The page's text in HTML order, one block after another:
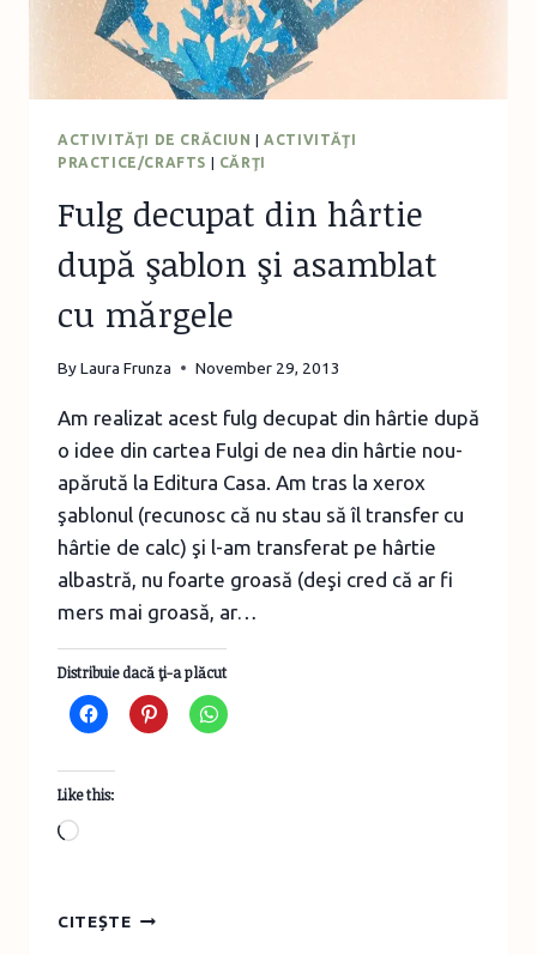
ACTIVITĂŢI DE CRĂCIUN |ACTIVITĂŢI
PRACTICE/CRAFTS
CĂRŢI
Fulg decupat din hârtie
după şablon şi asamblat
cu mărgele
ByLaura Frunza November 29, 2013
Am realizat acest fulg decupat din hârtie după
o idee din cartea Fulgi de nea din hârtie nou-
apărută la Editura Casa. Am tras la xerox
şablonul (recunosc că nu stau să îl transfer cu
hârtie de calc) şi l-am transferat pe hârtie
albastră, nu foarte groasă (deşi cred că ar fi
mers mai groasă, ar…
Distribuie dacă ţi-a plăcut
Like this:
Loading…
CITEȘTEFULG